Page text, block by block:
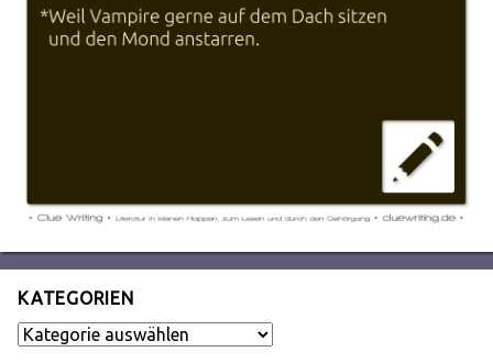
KATEGORIEN
Kategorien